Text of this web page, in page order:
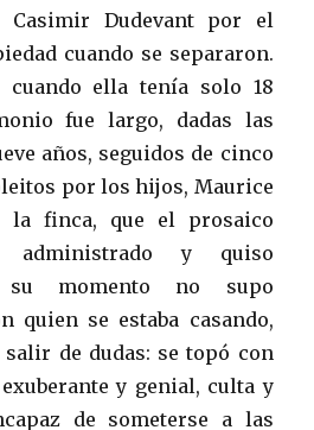
Casimir Dudevant por el
cuando se separaron.
cuando ella tenía solo 18
fue largo, dadas las
años, seguidos de cinco
por los hijos, Maurice
la finca, que el prosaico
administrado y quiso
su momento no supo
quien se estaba casando,
de dudas: se topó con
y genial, culta y
de someterse a las